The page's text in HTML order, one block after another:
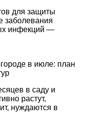
для защиты
заболевания
инфекций —
в июле: план
в саду и
растут,
нуждаются в